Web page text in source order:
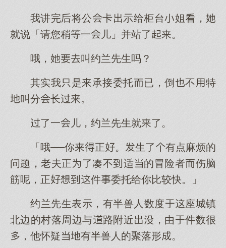
我讲完将公卡示给柜台姐，
就说「请您稍等一儿」并站了。
哦，叫约兰先生吗？
其实我是承接委托已，倒不特
叫分长。
了一儿，约兰先生就了。
「哦──你正。生了有点麻烦的
问题，老夫正了凑不适的冒险者伤脑
筋呢，正件委托给你比较快。」
约兰先生表示，有半兽人数度座城镇
北边的村落周边与路附近，由件数很
，他怀疑有半兽人的聚落形。